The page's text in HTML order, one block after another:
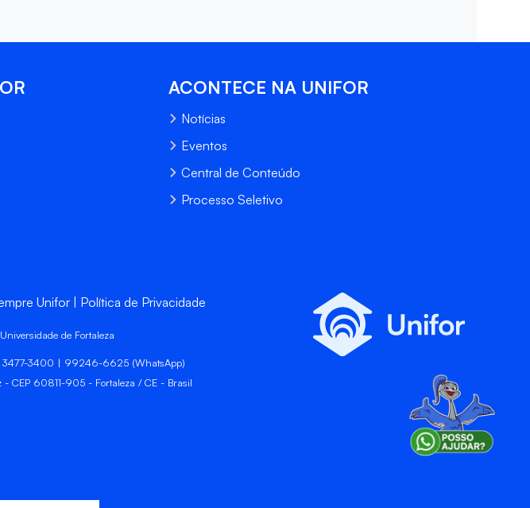
ACONTECE NA UNIFOR
Notícias
Eventos
Central de Conteúdo
Processo Seletivo
Unifor Política de Privacidade
de Fortaleza
3477-3400 | 99246-6625 (WhatsApp)
- CEP 60811-905 - Fortaleza / CE - Brasil